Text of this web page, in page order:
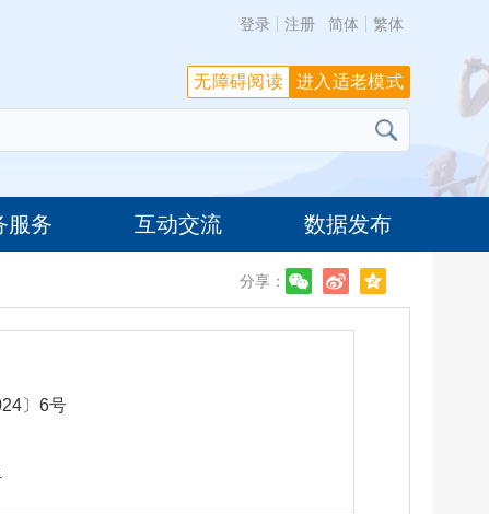
登录 注册 简体 繁体
服务 互动交流 数据发布
进入适老模式
无障碍阅读
分享：
〕6号